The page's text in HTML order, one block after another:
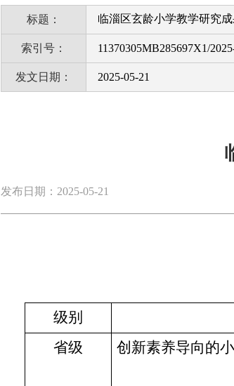
标题： 临淄区玄龄小学教学研究
索引号： 11370305MB285697X1/
发文日期： 2025-05-21
发布日期：2025-05-21
级别
省级
创新素养导向的